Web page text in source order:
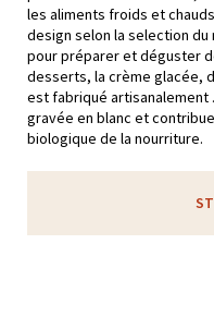
les aliments froids et
design selon la selection
pour préparer et déguster
desserts, la crème glacée,
est fabriqué artisanalement
gravée en blanc et
biologique de la nourriture.